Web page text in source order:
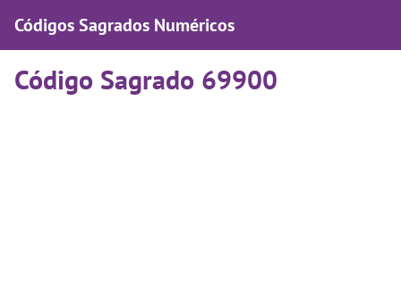
Códigos Sagrados Numéricos
Código Sagrado 69900